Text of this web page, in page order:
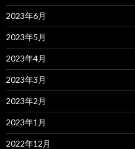
2023年6月
2023年5月
2023年4月
2023年3月
2023年2月
2023年1月
2022年12月